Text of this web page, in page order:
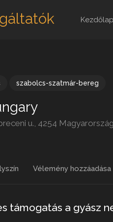
Kezdőlap
szabolcs-szatmár-bereg
u., 4254 Magyarország
Vélemény hozzáadása
támogatás a gyász